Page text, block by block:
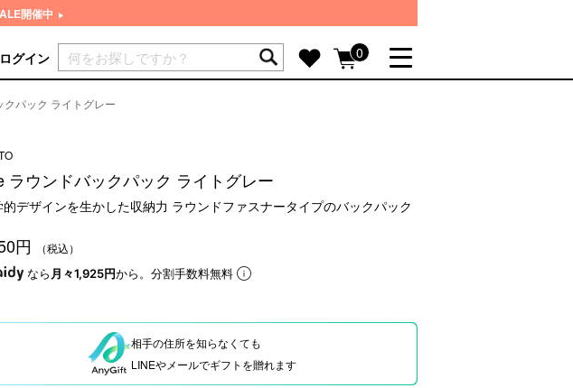
開催中
ログイン
＞
0
現在カートには商品が入っていません。
リア
・収納
ブリック
キンケア・フェイスケア
出産祝い
母の日ギフト
more
パック ライトグレー
ラウンドバックパック ライトグレー
デザインを生かした収納力 ラウンドファスナータイプのバックパック
円 （税込）
なら 月々1,925円から。分割手数料無料
相手の住所を知らなくても
LINEやメールでギフトを贈れます